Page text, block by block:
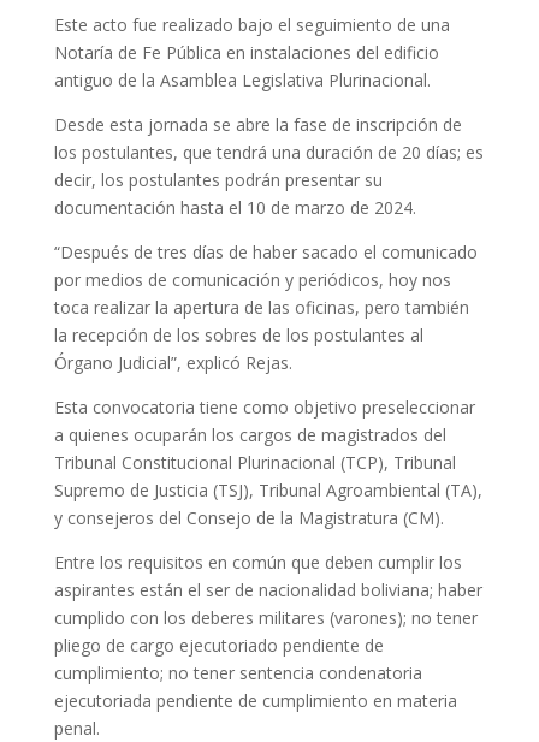
Este acto fue realizado bajo el seguimiento de una
Notaría de Fe Pública en instalaciones del edificio
antiguo de la Asamblea Legislativa Plurinacional.
Desde esta jornada se abre la fase de inscripción de
los postulantes, que tendrá una duración de 20 días; es
decir, los postulantes podrán presentar su
documentación hasta el 10 de marzo de 2024.
“Después de tres días de haber sacado el comunicado
por medios de comunicación y periódicos, hoy nos
toca realizar la apertura de las oficinas, pero también
la recepción de los sobres de los postulantes al
Órgano Judicial”, explicó Rejas.
Esta convocatoria tiene como objetivo preseleccionar
a quienes ocuparán los cargos de magistrados del
Tribunal Constitucional Plurinacional (TCP), Tribunal
Supremo de Justicia (TSJ), Tribunal Agroambiental (TA),
y consejeros del Consejo de la Magistratura (CM).
Entre los requisitos en común que deben cumplir los
aspirantes están el ser de nacionalidad boliviana; haber
cumplido con los deberes militares (varones); no tener
pliego de cargo ejecutoriado pendiente de
cumplimiento; no tener sentencia condenatoria
ejecutoriada pendiente de cumplimiento en materia
penal.